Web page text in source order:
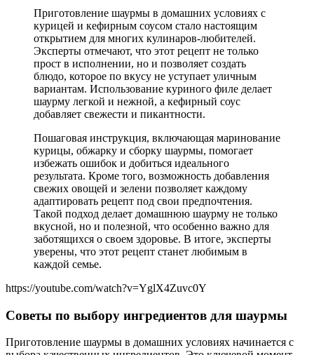
Приготовление шаурмы в домашних условиях с
курицей и кефирным соусом стало настоящим
открытием для многих кулинаров-любителей.
Эксперты отмечают, что этот рецепт не только
прост в исполнении, но и позволяет создать
блюдо, которое по вкусу не уступает уличным
вариантам. Использование куриного филе делает
шаурму легкой и нежной, а кефирный соус
добавляет свежести и пикантности.
Пошаговая инструкция, включающая маринование
курицы, обжарку и сборку шаурмы, помогает
избежать ошибок и добиться идеального
результата. Кроме того, возможность добавления
свежих овощей и зелени позволяет каждому
адаптировать рецепт под свои предпочтения.
Такой подход делает домашнюю шаурму не только
вкусной, но и полезной, что особенно важно для
заботящихся о своем здоровье. В итоге, эксперты
уверены, что этот рецепт станет любимым в
каждой семье.
https://youtube.com/watch?v=YglX4Zuvc0Y
Советы по выбору ингредиентов для шаурмы
Приготовление шаурмы в домашних условиях начинается с